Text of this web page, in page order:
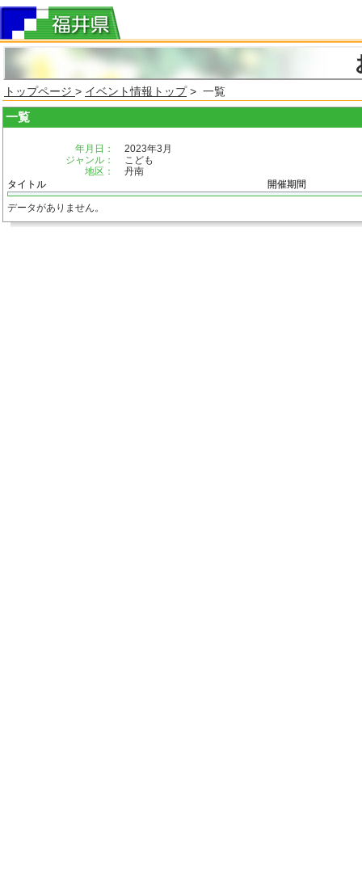
トップページ > イベント情報トップ> 一覧
一覧
年月日：
2023年3月
ジャンル：
こども
地区：
丹南
タイトル
開催期間
データがありません。